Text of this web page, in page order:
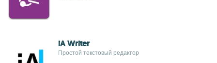
iA Writer
Простой текстовый редактор